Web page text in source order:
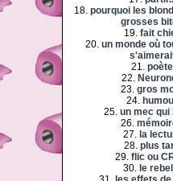
18. pourquoi les
grosses
19. fait
20. un monde où
21. poète
22.
23. gros
24.
25. un mec qui
26.
27. la
28. plus
29. flic ou
30. le